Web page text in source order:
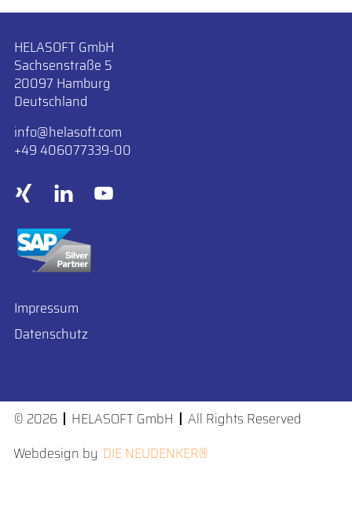
HELASOFT GmbH
Sachsenstraße 5
20097 Hamburg
Deutschland
info ​helasoft.com
+49 406077339-00
Impressum
Datenschutz
© 2026 HELASOFT GmbH
All Rights Reserved
Webdesign by DIE NEUDENKER®